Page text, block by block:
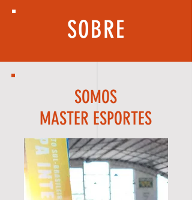
SOBRE
SOMOS
MASTER ESPORTES